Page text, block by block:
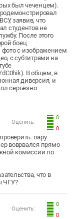
был чеченцем).
заявив, что
студентов не
После этого
боец
фото с изображением
с субтитрами на
В общем, в
диверсия, и
серьезно
0
0
Оценить:
пару
воврвался прямо
комиссии по
что в
ЧГУ?
0
0
Оценить: